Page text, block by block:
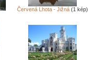
Červená Lhota - Jižná(1 kép)